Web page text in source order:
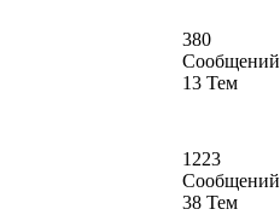
380
Сообщений
13 Тем
1223
Сообщений
38 Тем